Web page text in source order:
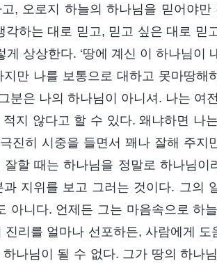
, 오로지 하늘의 하나님을 믿어야
하는 대로 믿고, 믿고 싶은 대로 믿
상상한다. ‘땅에 계신 이 하나님이
만 나를 보통으로 대하고 못마땅해
분은 나의 하나님이 아니셔. 나는 여
지 않다고 할 수 있다. 왜냐하면 나
진히 시중을 들면서 꽤나 잘해 주지
할 때는 하나님을 정말로 하나님
지위를 보고 그러는 것이다. 그의
아니다. 언제든 그는 마음속으로 하
리를 얼마나 선포하든, 사람에게
나님이 될 수 없다. 그가 땅의 하나